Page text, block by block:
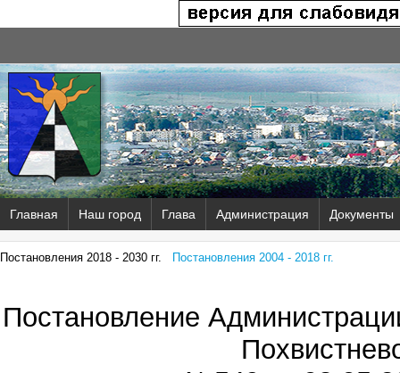
Главная Наш город Глава Администрация Документы
Постановления 2018 - 2030 гг. Постановления 2004 - 2018 гг.
Постановление